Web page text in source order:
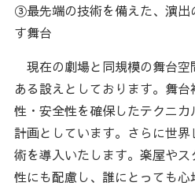
③最先端の技術を備えた、演出
す舞台
現在の劇場と同規模の舞台空
ある設えとしております。舞
性・安全性を確保したテクニ
計画としています。さらに世
術を導入いたします。楽屋や
性にも配慮し、誰にとっても